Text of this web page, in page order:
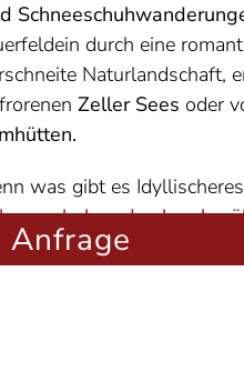
durch eine
Naturlandschaft,
Zeller Sees oder
was gibt es
durch
Anfrage